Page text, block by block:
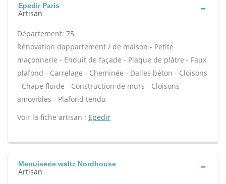
Epedir Paris
Artisan
Département: 75
Rénovation dappartement / de maison - Petite
maçonnerie - Enduit de façade - Plaque de plâtre - Faux
plafond - Carrelage - Cheminée - Dalles béton - Cloisons
- Chape fluide - Construction de murs - Cloisons
amovibles - Plafond tendu -
Voir la fiche artisan : Epedir
Menuiserie waltz Nordhouse
Artisan